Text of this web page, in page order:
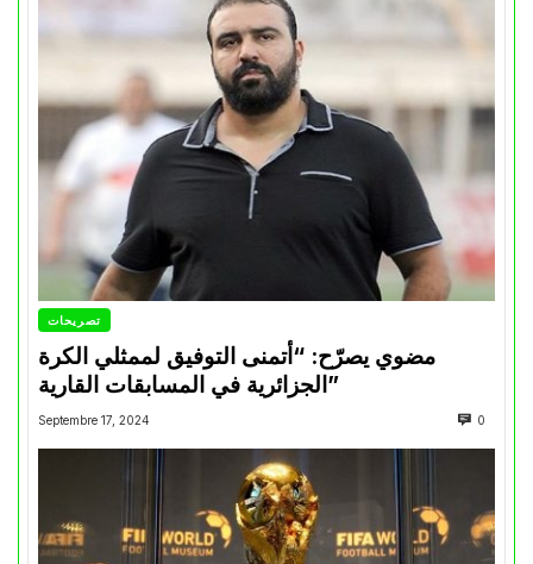
تصريحات
مضوي يصرّح: “أتمنى التوفيق لممثلي الكرة
الجزائرية في المسابقات القارية”
Septembre 17, 2024 0